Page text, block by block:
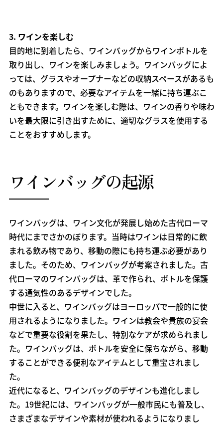
3. ワインを楽しむ
目的地に到着したら、ワインバッグからワインボトルを
取り出し、ワインを楽しみましょう。ワインバッグによ
っては、グラスやオープナーなどの収納スペースがあるも
のもありますので、必要なアイテムを一緒に持ち運ぶこ
ともできます。ワインを楽しむ際は、ワインの香りや味わ
いを最大限に引き出すために、適切なグラスを使用する
ことをおすすめします。
ワインバッグの起源
ワインバッグは、ワイン文化が発展し始めた古代ローマ
時代にまでさかのぼります。当時はワインは日常的に飲
まれる飲み物であり、移動の際にも持ち運ぶ必要があり
ました。そのため、ワインバッグが考案されました。古
代ローマのワインバッグは、革で作られ、ボトルを保護
する通気性のあるデザインでした。
中世に入ると、ワインバッグはヨーロッパで一般的に使
用されるようになりました。ワインは教会や貴族の宴会
などで重要な役割を果たし、特別なケアが求められまし
た。ワインバッグは、ボトルを安全に保ちながら、移動
することができる便利なアイテムとして重宝されまし
た。
近代になると、ワインバッグのデザインも進化しまし
た。19世紀には、ワインバッグが一般市民にも普及し、
さまざまなデザインや素材が使われるようになりまし